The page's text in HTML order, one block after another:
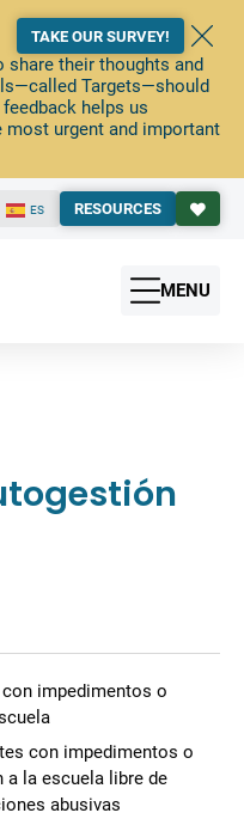
share their thoughts and
Targets—should
helps us
most urgent and important
TAKE OUR SURVEY!
ES RESOURCES
MENU
impedimentos o
con impedimentos o
la escuela libre de
abusivas